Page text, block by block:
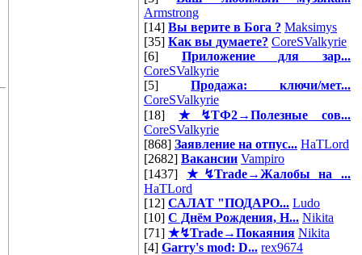
Armstrong
[14] Вы верите в Бога ? Maksimys
[35] Как вы думаете? CoreSValkyrie
[6] Приложение для зар...
CoreSValkyrie
[5] Продажа: ключи/мет...
CoreSValkyrie
[18] ★↯ТФ2→Полезные сов...
CoreSValkyrie
[868] Заявление на отпус... HaTLord
[2682] Вакансии Vampiro
[1437] ★↯Trade→Жалобы на ...
HaTLord
[12] САЛАТ "ПОДАРО... Ludo
[10] С Днём Рождения, Н... Nikita
[71] ★↯Trade→Покаяния Nikita
[4] Garry's mod: D... rex9674